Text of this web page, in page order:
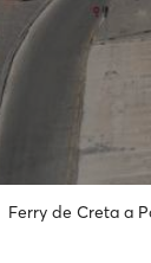
Ferry de Creta a